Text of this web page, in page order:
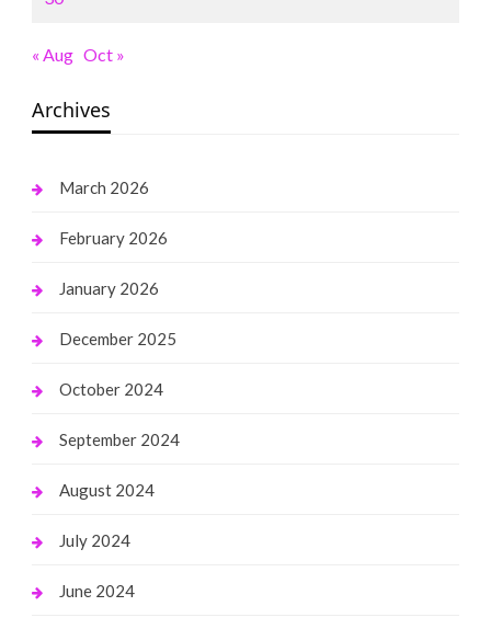
« Aug Oct »
Archives
March 2026
February 2026
January 2026
December 2025
October 2024
September 2024
August 2024
July 2024
June 2024